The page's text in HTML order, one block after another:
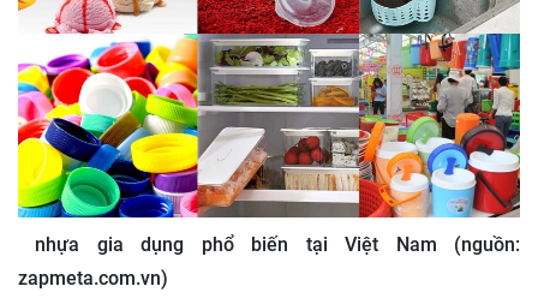
nhựa gia dụng phổ biến tại Việt Nam (nguồn:
zapmeta.com.vn)